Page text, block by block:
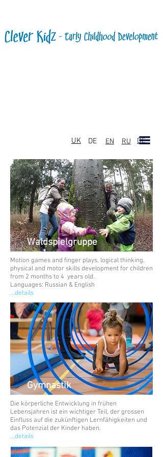
UK DE EN RU DE
Waldspielgruppe
Motion games and finger plays, logical thinking,
physical and motor skills development for children
from 2 months to 4 years old.
Languages: Russian & English
...details
Gymnastik
Die körperliche Entwicklung in frühen
Lebensjahren ist ein wichtiger Teil, der grossen
Einfluss auf die zukünftigen Lernfähigkeiten und
das Potenzial der Kinder haben.
...details